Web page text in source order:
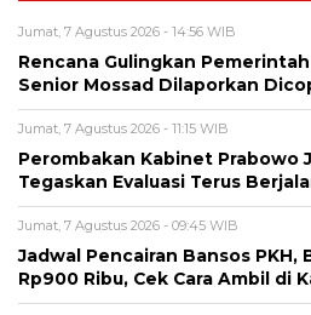
Jumat, 7 Agustus 2026 - 14:56 WIB
Rencana Gulingkan
Senior Mossad Dilaporkan
Jumat, 7 Agustus 2026 - 11:15 WIB
Perombakan Kabinet Prabowo
Tegaskan Evaluasi Terus
Jumat, 7 Agustus 2026 - 09:45 WIB
Jadwal Pencairan Bansos PKH,
Rp900 Ribu, Cek Cara Ambil di